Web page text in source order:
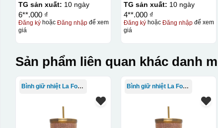
TG sản xuất: 10 ngày
6**.000 ₫
Đăng kýhoặc Đăng nhậpđể xem
giá
TG sản xuất: 10 ngày
4**.000 ₫
Đăng ký hoặcĐăng nhập để xem
giá
Sản phẩm liên quan khác danh
Bình giữ nhiệt La Fonte Bình giữ nhiệt La Fonte